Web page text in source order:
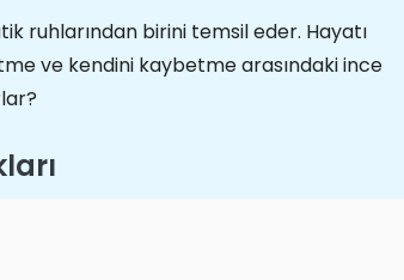
ruhlarından birini temsil eder. Hayatı
ve kendini kaybetme arasındaki ince